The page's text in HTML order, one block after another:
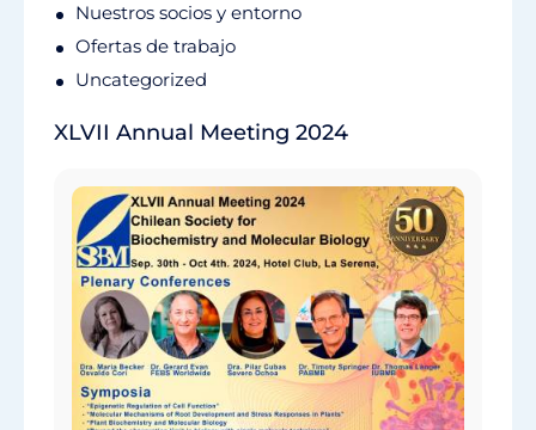
Nuestros socios y entorno
Ofertas de trabajo
Uncategorized
XLVII Annual Meeting 2024